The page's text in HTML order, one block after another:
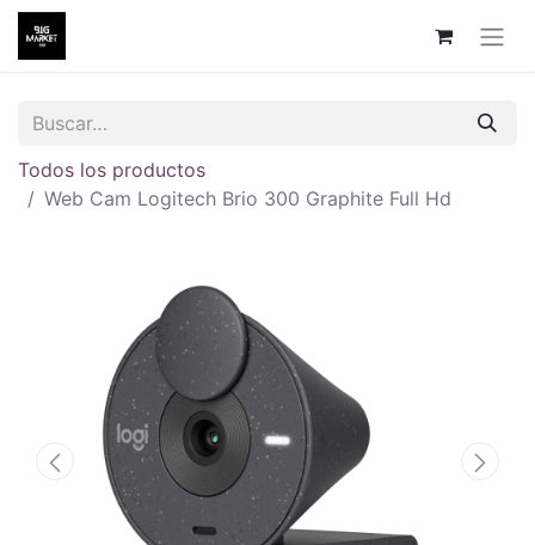
Todos los productos
Web Cam Logitech Brio 300 Graphite Full Hd